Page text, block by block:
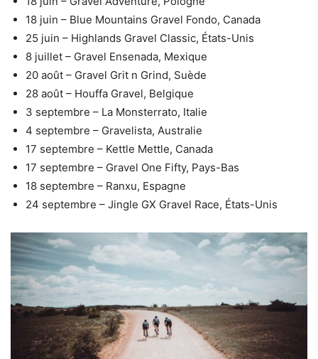
18 juin – Blue Mountains Gravel Fondo, Canada
25 juin – Highlands Gravel Classic, États-Unis
8 juillet – Gravel Ensenada, Mexique
20 août – Gravel Grit n Grind, Suède
28 août – Houffa Gravel, Belgique
3 septembre – La Monsterrato, Italie
4 septembre – Gravelista, Australie
17 septembre – Kettle Mettle, Canada
17 septembre – Gravel One Fifty, Pays-Bas
18 septembre – Ranxu, Espagne
24 septembre – Jingle GX Gravel Race, États-Unis